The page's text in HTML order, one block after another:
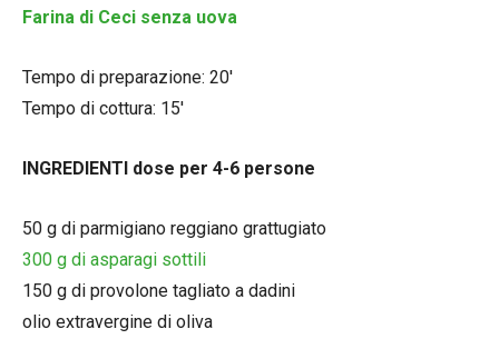
Farina di Ceci senza uova
Tempo di preparazione: 20′
Tempo di cottura: 15′
INGREDIENTI dose per 4-6 persone
50 g di parmigiano reggiano grattugiato
300 g di asparagi sottili
150 g di provolone tagliato a dadini
olio extravergine di oliva